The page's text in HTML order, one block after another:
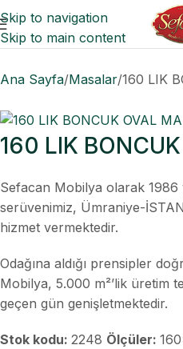
Skip to navigation
Skip to main content
Ana Sayfa Masalar 160 LIK
160 LIK
Sefacan Mobilya olarak 1986
serüvenimiz, Ümraniye-
hizmet vermektedir.
Odağına aldığı prensipler
Mobilya, 5.000 m²’lik üretim
geçen gün genişletmektedir.
Stok kodu: 2248 Ölçüler: